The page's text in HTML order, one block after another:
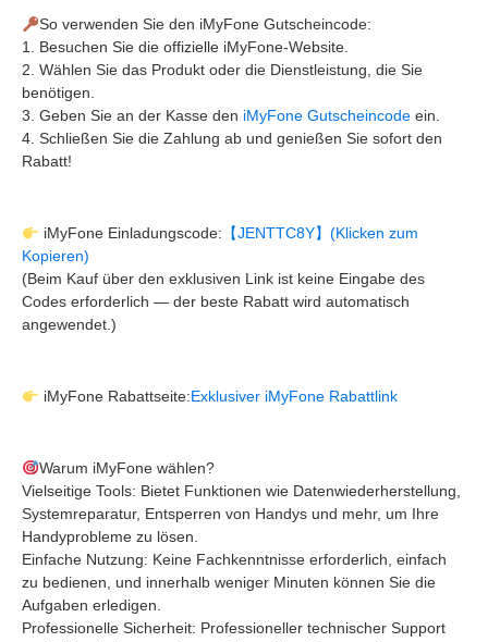
So verwenden Sie den iMyFone Gutscheincode:
1. Besuchen Sie die offizielle iMyFone-Website.
2. Wählen Sie das Produkt oder die Dienstleistung, die Sie
benötigen.
3. Geben Sie an der Kasse den iMyFone Gutscheincode ein.
4. Schließen Sie die Zahlung ab und genießen Sie sofort den
Rabatt!
iMyFone Einladungscode: 【JENTTC8Y】(Klicken zum
Kopieren)
(Beim Kauf über den exklusiven Link ist keine Eingabe des
Codes erforderlich — der beste Rabatt wird automatisch
angewendet.)
iMyFone Rabattseite: Exklusiver iMyFone Rabattlink
Warum iMyFone wählen?
Vielseitige Tools: Bietet Funktionen wie Datenwiederherstellung,
Systemreparatur, Entsperren von Handys und mehr, um Ihre
Handyprobleme zu lösen.
Einfache Nutzung: Keine Fachkenntnisse erforderlich, einfach
zu bedienen, und innerhalb weniger Minuten können Sie die
Aufgaben erledigen.
Professionelle Sicherheit: Professioneller technischer Support